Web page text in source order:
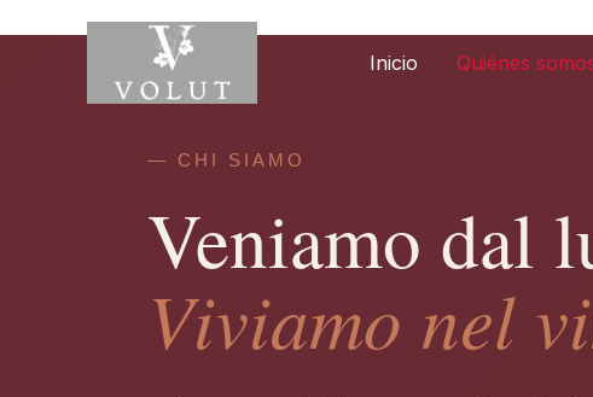
Inicio Quiénes
— CHI SIAMO
Veniamo dal
Viviamo nel